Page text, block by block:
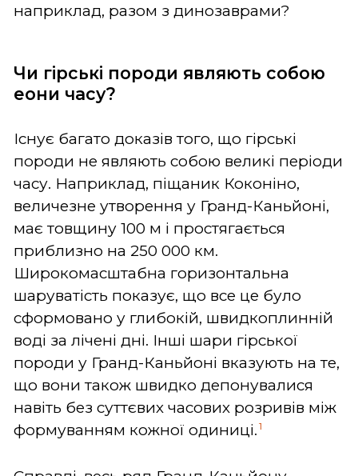
наприклад, разом з динозаврами?
Чи гірські породи являють собою
еони часу?
Існує багато доказів того, що гірські
породи не являють собою великі періоди
часу. Наприклад, піщаник Коконіно,
величезне утворення у Гранд-Каньйоні,
має товщину 100 м і простягається
приблизно на 250 000 км.
Широкомасштабна горизонтальна
шаруватість показує, що все це було
сформовано у глибокій, швидкоплинній
воді за лічені дні. Інші шари гірської
породи у Гранд-Каньйоні вказують на те,
що вони також швидко депонувалися
навіть без суттєвих часових розривів між
формуванням кожної одиниці. 1